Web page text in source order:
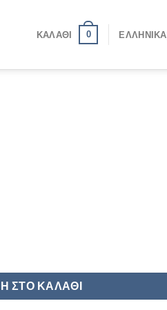
ΚΑΛΆΘΙ 0 ΕΛΛΗΝΙΚΆ
ΣΤΟ ΚΑΛΆΘΙ